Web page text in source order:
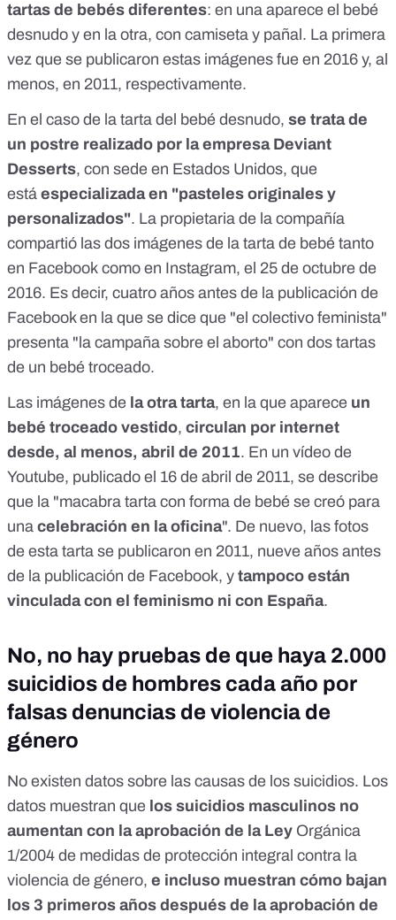
tartas de bebés diferentes: en una aparece el bebé
desnudo y en la otra, con camiseta y pañal. La primera
vez que se publicaron estas imágenes fue en 2016 y, al
menos, en 2011, respectivamente.
En el caso de la tarta del bebé desnudo, se trata de
un postre realizado por laempresa Deviant
Desserts, con sede en Estados Unidos, que
está especializada en "pasteles originales y
personalizados". La propietaria de la compañía
compartió las dos imágenes de la tarta de bebé tanto
en Facebook como en Instagram, el 25 de octubre de
2016. Es decir, cuatro años antes de la publicación de
Facebook en la que se dice que "el colectivo feminista"
presenta "la campaña sobre el aborto" con dos tartas
de un bebé troceado.
Las imágenes de la otra tarta, en la que aparece un
bebé troceado vestido, circulan por internet
desde, al menos, abril de 2011. En un vídeo de
Youtube, publicado el 16 de abril de 2011, se describe
que la "macabra tarta con forma de bebé se creó para
una celebración en la oficina". De nuevo, las fotos
de esta tarta se publicaron en 2011, nueve años antes
de la publicación de Facebook, y tampoco están
vinculada con el feminismo ni con España.
No, no hay pruebas de que haya 2.000
suicidios de hombres cada año por
falsas denuncias de violencia de
género
No existen datos sobre las causas de los suicidios. Los
datos muestran que los suicidios masculinos no
aumentan con la aprobación de la Ley Orgánica
1/2004 de medidas de protección integral contra la
violencia de género, e incluso muestran cómo bajan
los 3 primeros años después de la aprobación de